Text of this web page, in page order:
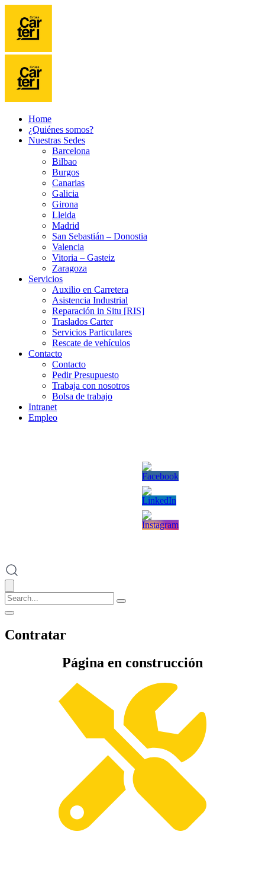
Home
¿Quiénes somos?
Nuestras Sedes
Barcelona
Bilbao
Burgos
Canarias
Galicia
Girona
Lleida
Madrid
San Sebastián – Donostia
Valencia
Vitoria – Gasteiz
Zaragoza
Servicios
Auxilio en Carretera
Asistencia Industrial
Reparación in Situ [RIS]
Traslados Carter
Servicios Particulares
Rescate de vehículos
Contacto
Contacto
Pedir Presupuesto
Trabaja con nosotros
Bolsa de trabajo
Intranet
Empleo
Contratar
Página en construcción